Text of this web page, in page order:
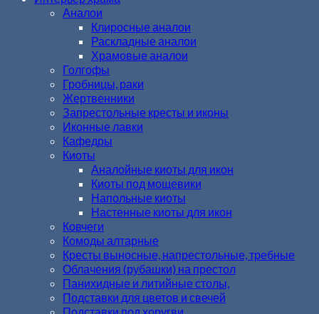
Аналои
Клиросные аналои
Раскладные аналои
Храмовые аналои
Голгофы
Гробницы, раки
Жертвенники
Запрестольные кресты и иконы
Иконные лавки
Кафедры
Киоты
Аналойные киоты для икон
Киоты под мощевики
Напольные киоты
Настенные киоты для икон
Ковчеги
Комоды алтарные
Кресты выносные, напрестольные, требные
Облачения (рубашки) на престол
Панихидные и литийные столы,
Подставки для цветов и свечей
Подставки под хоругви